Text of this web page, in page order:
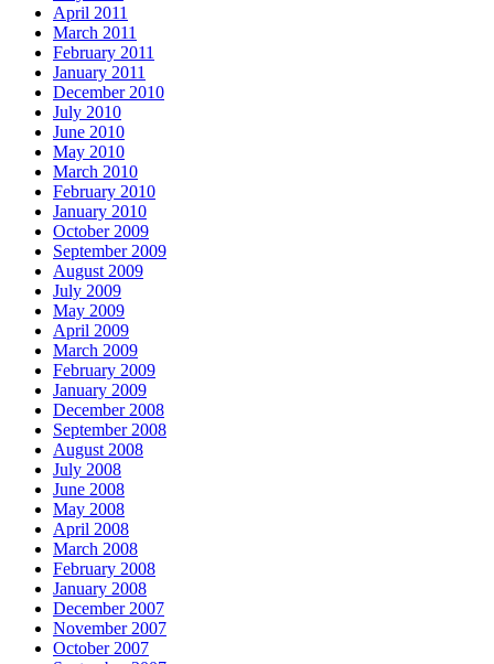
April 2011
March 2011
February 2011
January 2011
December 2010
July 2010
June 2010
May 2010
March 2010
February 2010
January 2010
October 2009
September 2009
August 2009
July 2009
May 2009
April 2009
March 2009
February 2009
January 2009
December 2008
September 2008
August 2008
July 2008
June 2008
May 2008
April 2008
March 2008
February 2008
January 2008
December 2007
November 2007
October 2007